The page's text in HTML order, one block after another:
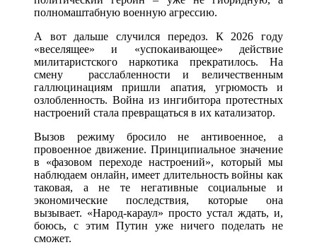
полномаштабную военную агрессию.
А вот дальше случился передоз. К 2026 году
«веселящее» и «успокаивающее» действие
милитаристского наркотика прекратилось. На
смену расслабленности и величественным
галлюцинациям пришли апатия, угрюмость и
озлобленность. Война из ингибитора протестных
настроений стала превращаться в их катализатор.
Вызов режиму бросило не антивоенное, а
провоенное движение. Принципиальное значение
в «фазовом переходе настроений», который мы
наблюдаем онлайн, имеет длительность войны как
таковая, а не те негативные социальные и
экономические последствия, которые она
вызывает. «Народ-караул» просто устал ждать, и,
боюсь, с этим Путин уже ничего поделать не
сможет.